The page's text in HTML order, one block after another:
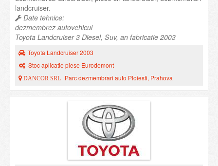
landcruiser.
Date tehnice:
dezmembrez autovehicul
Toyota Landcruiser 3 Diesel, Suv, an fabricatie 2003
Toyota Landcruiser 2003
Stoc aplicatie piese Eurodemont
DANCOR SRL Parc dezmembrari auto Ploiesti, Prahova